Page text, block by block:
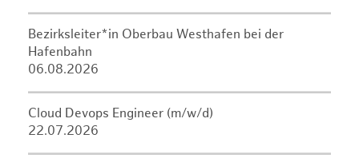
Bezirksleiter*in Oberbau Westhafen bei der
Hafenbahn
06.08.2026
Cloud Devops Engineer (m/w/d)
22.07.2026